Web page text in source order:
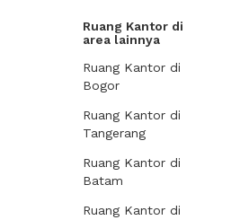
Ruang Kantor di
area lainnya
Ruang Kantor di
Bogor
Ruang Kantor di
Tangerang
Ruang Kantor di
Batam
Ruang Kantor di